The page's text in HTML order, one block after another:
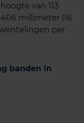
van 113
millimeter (16
per
banden in